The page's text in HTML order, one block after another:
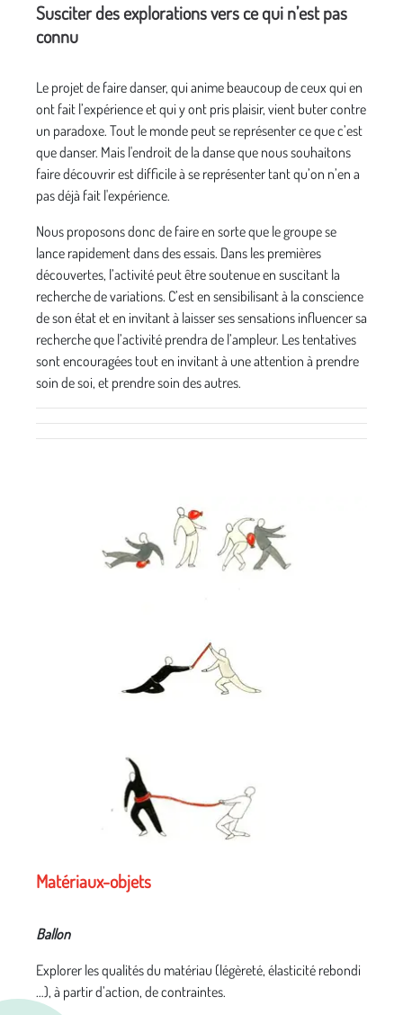
Susciter des explorations vers ce qui n’est pas
connu
Le projet de faire danser, qui anime beaucoup de ceux qui en
ont fait l’expérience et qui y ont pris plaisir, vient buter contre
un paradoxe. Tout le monde peut se représenter ce que c’est
que danser. Mais l'endroit de la danse que nous souhaitons
faire découvrir est difficile à se représenter tant qu’on n’en a
pas déjà fait l'expérience.
Nous proposons donc de faire en sorte que le groupe se
lance rapidement dans des essais. Dans les premières
découvertes, l’activité peut être soutenue en suscitant la
recherche de variations. C’est en sensibilisant à la conscience
de son état et en invitant à laisser ses sensations influencer sa
recherche que l’activité prendra de l’ampleur. Les tentatives
sont encouragées tout en invitant à une attention à prendre
soin de soi, et prendre soin des autres.
Matériaux-objets
Ballon
Explorer les qualités du matériau (légèreté, élasticité rebondi
…), à partir d’action, de contraintes.